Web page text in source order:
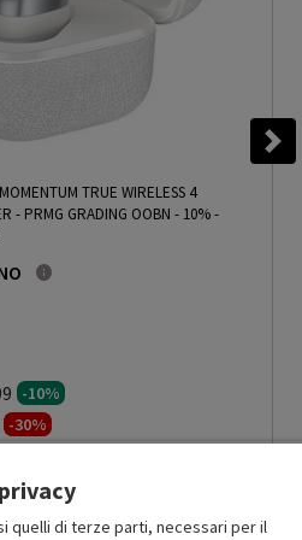
TRUE WIRELESS 4
- PRMG GRADING OOBN - 10%-
-10%
ridotto da
-30%
al carrello
quelli di terze parti, necessari per il